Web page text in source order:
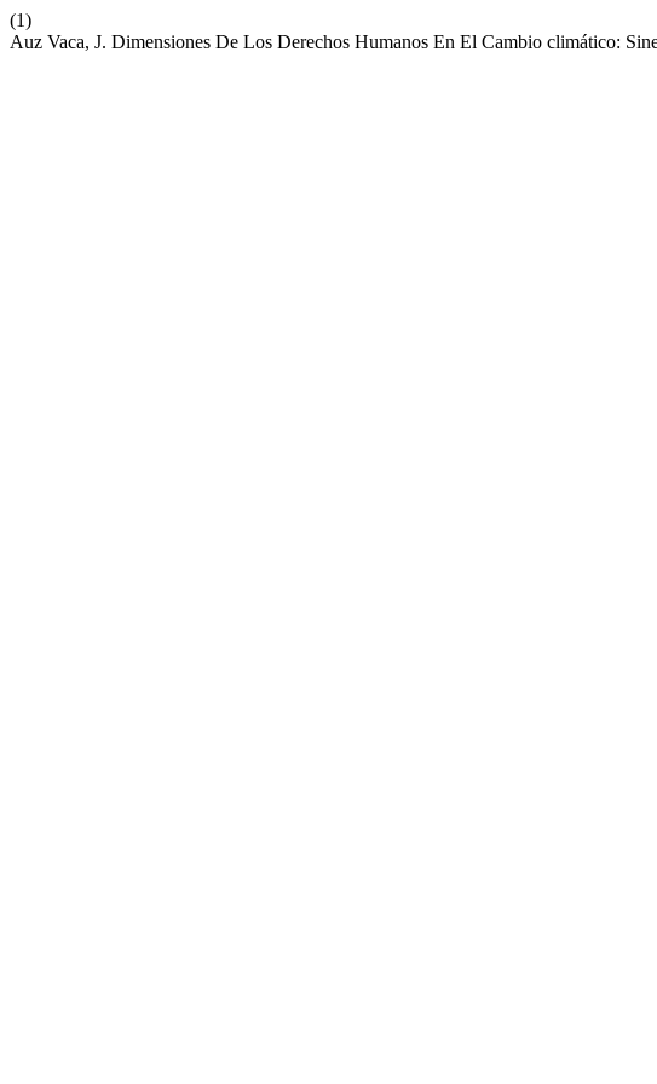
(1)
Auz Vaca, J. Dimensiones De Los Derechos Humanos En El Cambio climático: